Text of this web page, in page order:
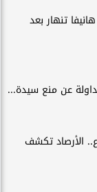
تنهار بعد
عن منع سيدة...
الأرصاد تكشف